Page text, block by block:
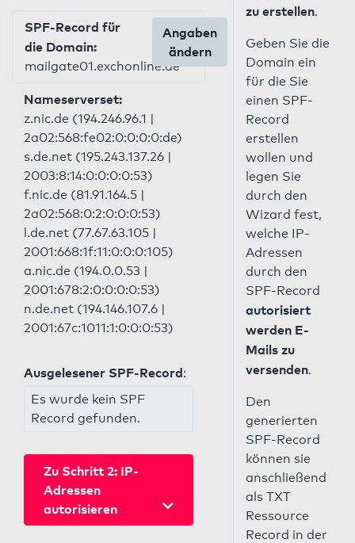
SPF-Record für
die Domain:
mailgate01.exchonline.de
Angaben
ändern
Nameserverset:
z.nic.de (194.246.96.1 |
2a02:568:fe02:0:0:0:0:de)
s.de.net (195.243.137.26 |
2003:8:14:0:0:0:0:53)
f.nic.de (81.91.164.5 |
2a02:568:0:2:0:0:0:53)
l.de.net (77.67.63.105 |
2001:668:1f:11:0:0:0:105)
a.nic.de (194.0.0.53 |
2001:678:2:0:0:0:0:53)
n.de.net (194.146.107.6 |
2001:67c:1011:1:0:0:0:53)
Ausgelesener SPF-Record:
Es wurde kein SPF
Record gefunden.
Zu Schritt 2: IP-
Adressen
autorisieren
zu erstellen.
Geben Sie die
Domain ein
für die Sie
einen SPF-
Record
erstellen
wollen und
legen Sie
durch den
Wizard fest,
welche IP-
Adressen
durch den
SPF-Record
autorisiert
werden E-
Mails zu
versenden.
Den
generierten
SPF-Record
können sie
anschließend
als TXT
Ressource
Record in der